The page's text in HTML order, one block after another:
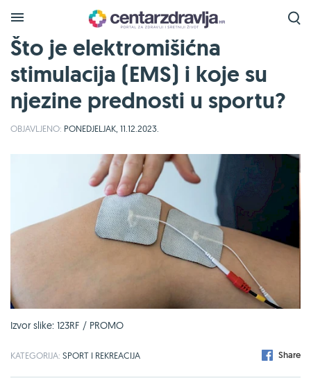
Što je elektromišićna
stimulacija (EMS) i koje su
njezine prednosti u sportu?
OBJAVLJENO: PONEDJELJAK, 11.12.2023.
Izvor slike: 123RF / PROMO
KATEGORIJA: SPORT I REKREACIJA Share